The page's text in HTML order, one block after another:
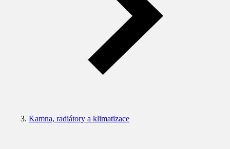
Kamna, radiátory a klimatizace